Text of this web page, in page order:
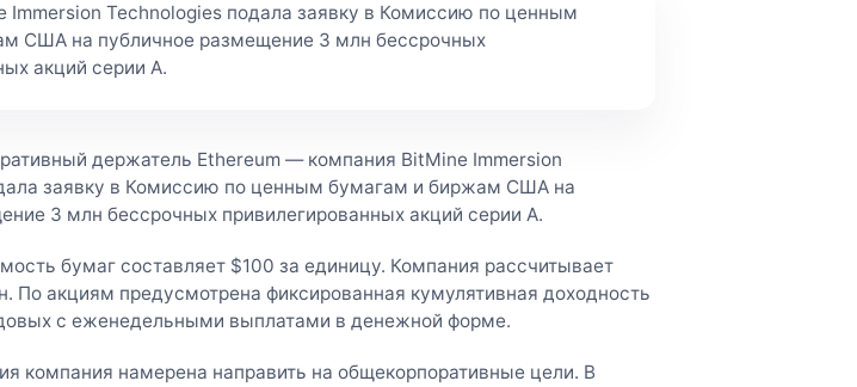
Immersion Technologies подала заявку в Комиссию по ценным
США на публичное размещение 3 млн бессрочных
акций серии A.
держатель Ethereum — компания BitMine Immersion
заявку в Комиссию по ценным бумагам и биржам США на
3 млн бессрочных привилегированных акций серии A.
бумаг составляет $100 за единицу. Компания рассчитывает
По акциям предусмотрена фиксированная кумулятивная доходность
с еженедельными выплатами в денежной форме.
компания намерена направить на общекорпоративные цели. В